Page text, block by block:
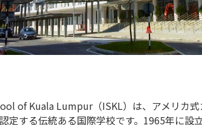
of Kuala Lumpur（ISKL）は、アメリカ式
定する伝統ある国際学校です。1965年に設